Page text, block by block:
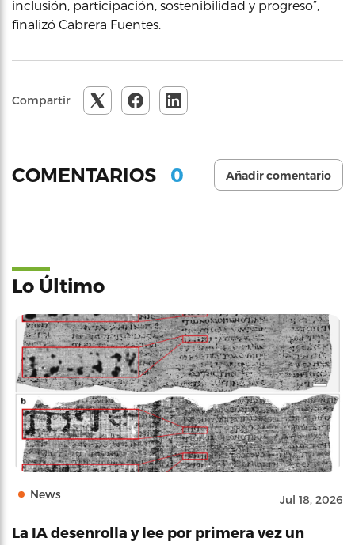
inclusión, participación, sostenibilidad y progreso”,
finalizó Cabrera Fuentes.
Compartir
COMENTARIOS 0 Añadir comentario
Lo Último
News Jul 18, 2026
La IA desenrolla y lee por primera vez un